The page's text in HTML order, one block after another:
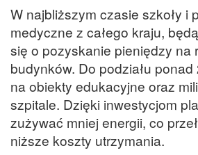
W najbliższym czasie szkoły i
medyczne z całego kraju,
się o pozyskanie pieniędzy na
budynków. Do podziału ponad
na obiekty edukacyjne oraz
szpitale. Dzięki inwestycjom
zużywać mniej energii, co
niższe koszty utrzymania.